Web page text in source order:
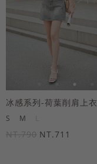
冰感系列-荷葉削肩上衣
S M
NT.790 NT.711